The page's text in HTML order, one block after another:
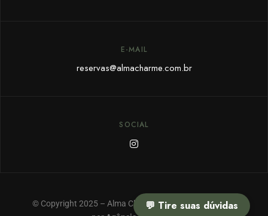
E-MAIL
reservas@almacharme.com.br
SOCIAL
© Copyright 2025 – Alma Charme & SPA – Feito com ❤
💬 Tire suas dúvidas